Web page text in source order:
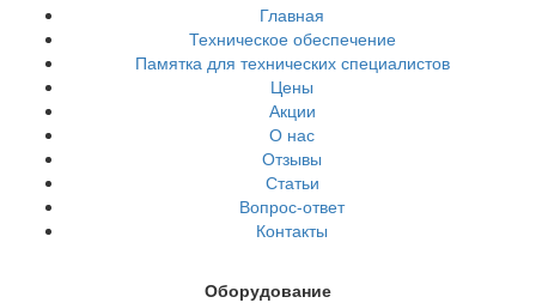
Главная
Техническое обеспечение
Памятка для технических специалистов
Цены
Акции
О нас
Отзывы
Статьи
Вопрос-ответ
Контакты
Оборудование